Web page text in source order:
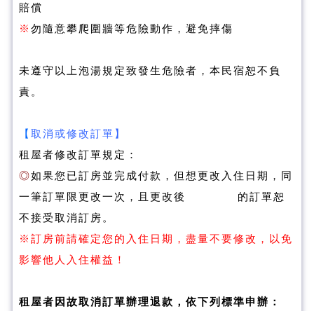
賠償
※ 勿隨意攀爬圍牆等危險動作，避免摔傷
未遵守以上泡湯規定致發生危險者，本民宿恕不負
責。
【 取消或修改訂單】
租屋者修改訂單規定：
◎如果您已訂房並完成付款，但想更改入住日期，同
一筆訂單限更改一次，且更改後 的訂單恕
不接受取消訂房。
※訂房前請確定您的入住日期，盡量不要修改，以免
影響他人入住權益！
租屋者因故取消訂單辦理退款，依下列標準申辦：